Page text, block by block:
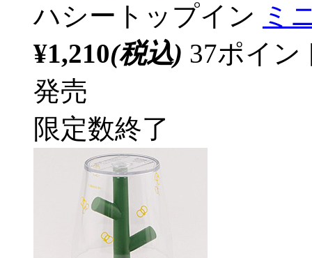
ハシートップイン ミ
¥1,210(税込) 37ポイ
発売
限定数終了